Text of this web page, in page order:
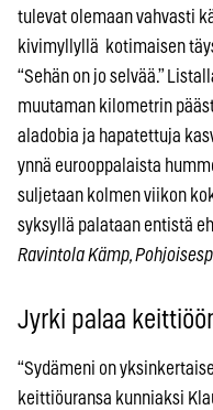
tulevat olemaan vahvasti
kivimyllyllä kotimaisen
“Sehän on jo selvää.”
muutaman kilometrin
aladobia ja hapatettuja
ynnä eurooppalaista
suljetaan kolmen viikon
syksyllä palataan entistä
Ravintola Kämp,
Jyrki palaa
“Sydämeni on
keittiöuransa kunniaksi